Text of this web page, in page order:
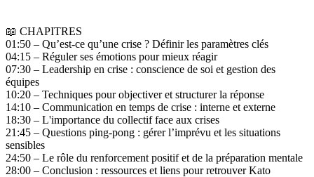
📖 CHAPITRES
01:50 – Qu’est-ce qu’une crise ? Définir les paramètres clés
04:15 – Réguler ses émotions pour mieux réagir
07:30 – Leadership en crise : conscience de soi et gestion des
équipes
10:20 – Techniques pour objectiver et structurer la réponse
14:10 – Communication en temps de crise : interne et externe
18:30 – L'importance du collectif face aux crises
21:45 – Questions ping-pong : gérer l’imprévu et les situations
sensibles
24:50 – Le rôle du renforcement positif et de la préparation mentale
28:00 – Conclusion : ressources et liens pour retrouver Kato